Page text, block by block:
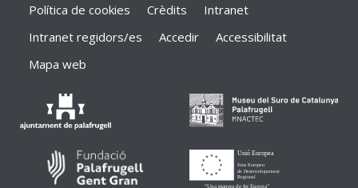
Política de cookies
Crèdits
Intranet
Intranet regidors/es
Accedir
Accessibilitat
Mapa web